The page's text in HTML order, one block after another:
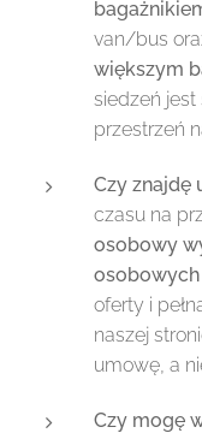
van/bus
większym
siedzeń jest
przestrzeń
Czy znajdę
czasu na
osobowy
osobowych
oferty i
naszej
umowę, a
Czy mogę